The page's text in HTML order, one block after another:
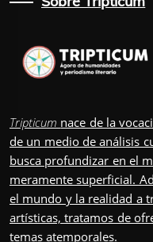
Tripticum nace de la
de un medio de análisis
busca profundizar en el
meramente superficial.
el mundo y la realidad a
artísticas, tratamos de
temas atemporales.